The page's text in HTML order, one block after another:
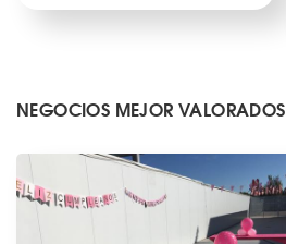
NEGOCIOS MEJOR VALORADOS